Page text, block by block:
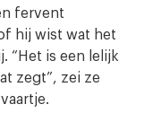
fervent
hij wist wat het
“Het is een lelijk
zegt”, zei ze